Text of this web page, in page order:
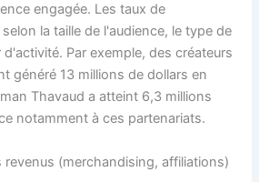
engagée. Les taux de
la taille de l'audience, le type de
Par exemple, des créateurs
généré 13 millions de dollars en
Thavaud a atteint 6,3 millions
notamment à ces partenariats.
revenus (merchandising, affiliations)